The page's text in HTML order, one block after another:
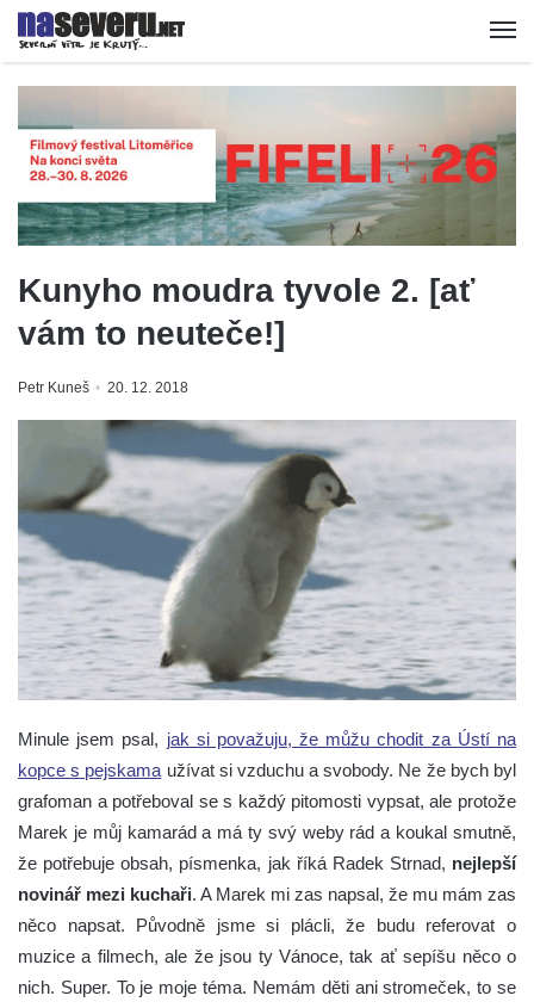
Kunyho moudra tyvole 2. [ať
vám to neuteče!]
Petr Kuneš 20. 12. 2018
Minule jsem psal, jak si považuju, že můžu chodit za Ústí na
kopce s pejskama užívat si vzduchu a svobody. Ne že bych byl
grafoman a potřeboval se s každý pitomosti vypsat, ale protože
Marek je můj kamarád a má ty svý weby rád a koukal smutně,
že potřebuje obsah, písmenka, jak říká Radek Strnad, nejlepší
novinář mezi kuchaři. A Marek mi zas napsal, že mu mám zas
něco napsat. Původně jsme si plácli, že budu referovat o
muzice a filmech, ale že jsou ty Vánoce, tak ať sepíšu něco o
nich. Super. To je moje téma. Nemám děti ani stromeček, to se